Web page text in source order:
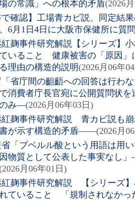
の常識」への根本的矛盾(2026
で確認】工場青カビ説、同定結
6月1日4日に大阪市保健所に質
麹事件研究解説【シリーズ】
いること 健康被害の「原因」
理由の構造的説明(2026月06年
省庁間の齟齬への回答は行わ
消費者庁長官宛に公開質問状
み―(2026月06年03日)
紅麹事件研究解説 青カビ説も
が示す構造的矛盾――(2026月
省「プベルル酸という用語は用
物質として公表した事実なし
月06年01日)
麹事件研究解説 【シリーズ
ていること 「規制されなかっ